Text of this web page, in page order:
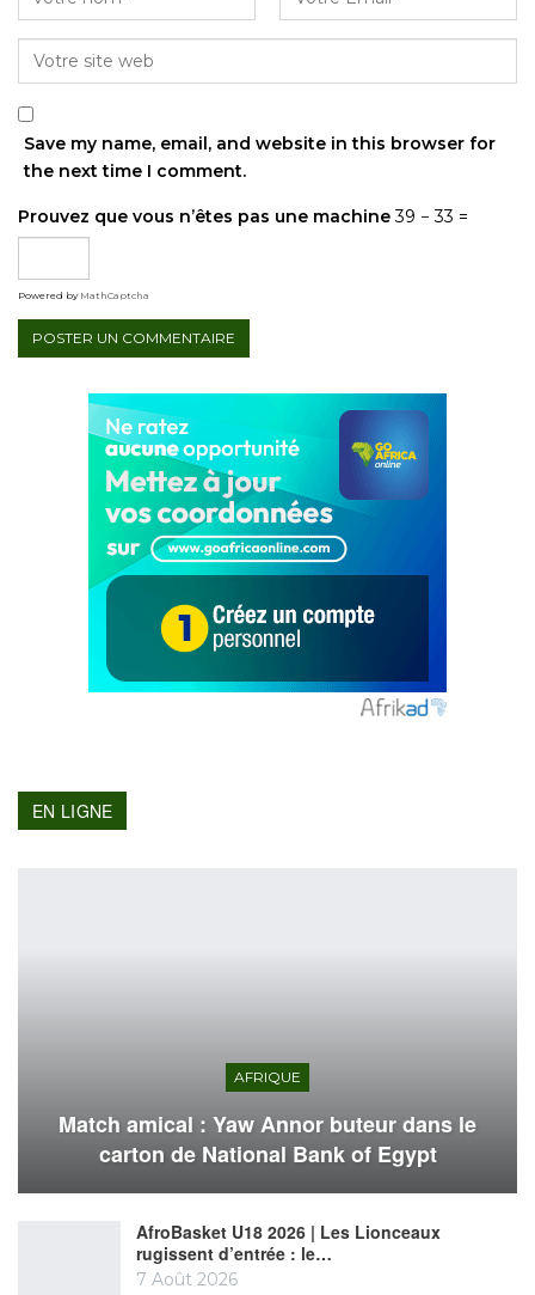
Save my name, email, and website in this browser for
the next time I comment.
Prouvez que vous n’êtes pas une machine 39 − 33 =
Powered by MathCaptcha
EN LIGNE
AFRIQUE
Match amical : Yaw Annor buteur dans le
carton de National Bank of Egypt
AfroBasket U18 2026 | Les Lionceaux
rugissent d’entrée : le…
7 Août 2026